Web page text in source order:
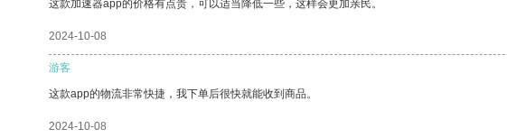
这款加速器app的价格有点贵，可以适当降低一些，这样会更加亲民。
2024-10-08
游客
这款app的物流非常快捷，我下单后很快就能收到商品。
2024-10-08